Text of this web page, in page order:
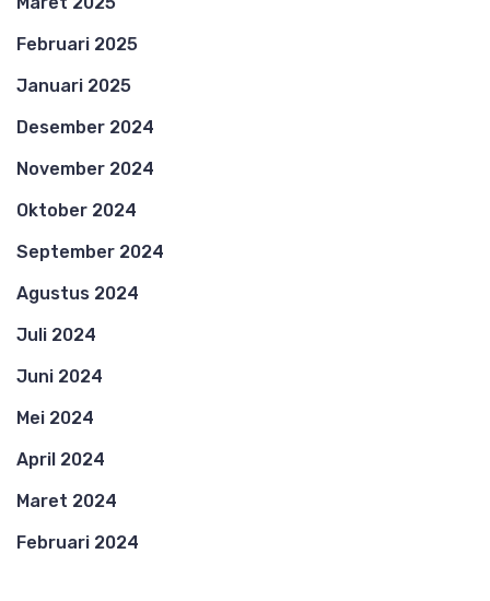
Februari 2025
Januari 2025
Desember 2024
November 2024
Oktober 2024
September 2024
Agustus 2024
Juli 2024
Juni 2024
Mei 2024
April 2024
Maret 2024
Februari 2024